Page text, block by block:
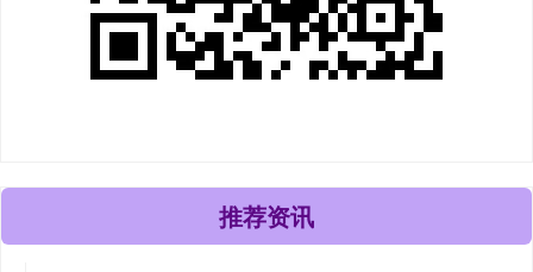
推荐资讯